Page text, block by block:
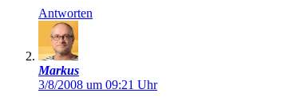
Antworten
Markus
3/8/2008 um 09:21 Uhr